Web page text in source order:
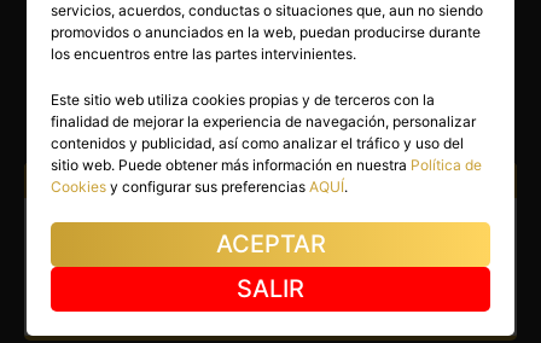
25 años
ERICA
Puçol(Valencia)
(2)
Atiendo a: Hombres
Escort en Puçol. Nueva en tu
ciudad. Cariñosa y sensual.
servicios, acuerdos, conductas o situaciones que, aun no siendo
promovidos o anunciados en la web, puedan producirse durante
los encuentros entre las partes intervinientes.
Este sitio web utiliza cookies propias y de terceros con la
finalidad de mejorar la experiencia de navegación, personalizar
contenidos y publicidad, así como analizar el tráfico y uso del
sitio web. Puede obtener más información en nuestra Política de
Cookies y configurar sus preferenciasAQUÍ.
ACEPTAR
SALIR